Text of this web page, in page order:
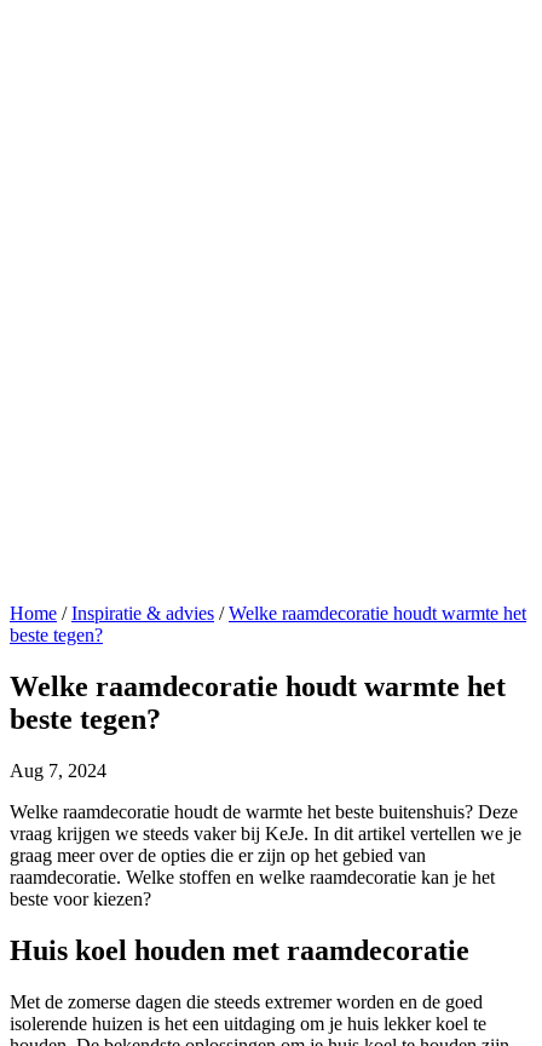
Home / Inspiratie & advies / Welke raamdecoratie houdt warmte het
beste tegen?
Welke raamdecoratie houdt warmte het
beste tegen?
Aug 7, 2024
Welke raamdecoratie houdt de warmte het beste buitenshuis? Deze
vraag krijgen we steeds vaker bij KeJe. In dit artikel vertellen we je
graag meer over de opties die er zijn op het gebied van
raamdecoratie. Welke stoffen en welke raamdecoratie kan je het
beste voor kiezen?
Huis koel houden met raamdecoratie
Met de zomerse dagen die steeds extremer worden en de goed
isolerende huizen is het een uitdaging om je huis lekker koel te